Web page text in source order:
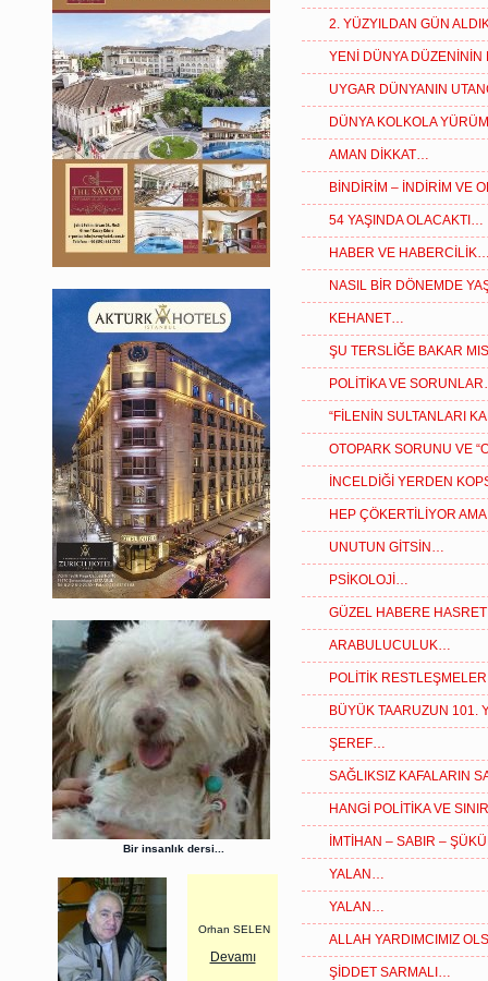
Bir insanlık dersi...
Orhan SELEN
Devamı
2. YÜZYILDAN GÜN
YENİ DÜNYA DÜZENİNİN
UYGAR DÜNYANIN
DÜNYA KOLKOLA
AMAN DİKKAT…
BİNDİRİM – İNDİRİM VE
54 YAŞINDA OLACAKTI…
HABER VE
NASIL BİR DÖNEMDE
KEHANET…
ŞU TERSLİĞE BAKAR
POLİTİKA VE
“FİLENİN SULTANLARI
OTOPARK SORUNU VE
İNCELDİĞİ YERDEN
HEP ÇÖKERTİLİYOR
UNUTUN GİTSİN…
PSİKOLOJİ…
GÜZEL HABERE
ARABULUCULUK…
POLİTİK
BÜYÜK TAARUZUN 101.
ŞEREF…
SAĞLIKSIZ KAFALARIN
HANGİ POLİTİKA VE
İMTİHAN – SABIR –
YALAN…
YALAN…
ALLAH YARDIMCIMIZ
ŞİDDET SARMALI…